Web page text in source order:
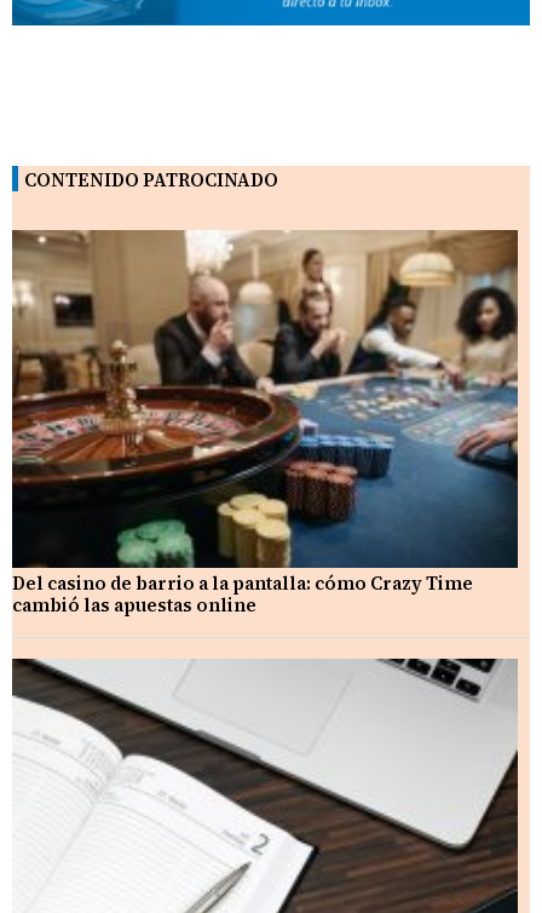
CONTENIDO PATROCINADO
Del casino de barrio a la pantalla: cómo Crazy Time
cambió las apuestas online